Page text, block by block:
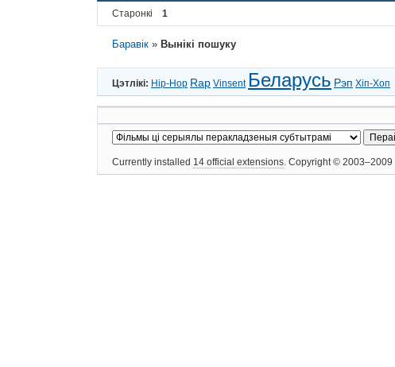
Старонкі 1
Баравік » Вынікі пошуку
Цэтлікі: Hip-Hop Rap Vinsent Беларусь Рэп Хіп-Хоп
Currently installed 14 official extensions. Copyright © 2003–2009